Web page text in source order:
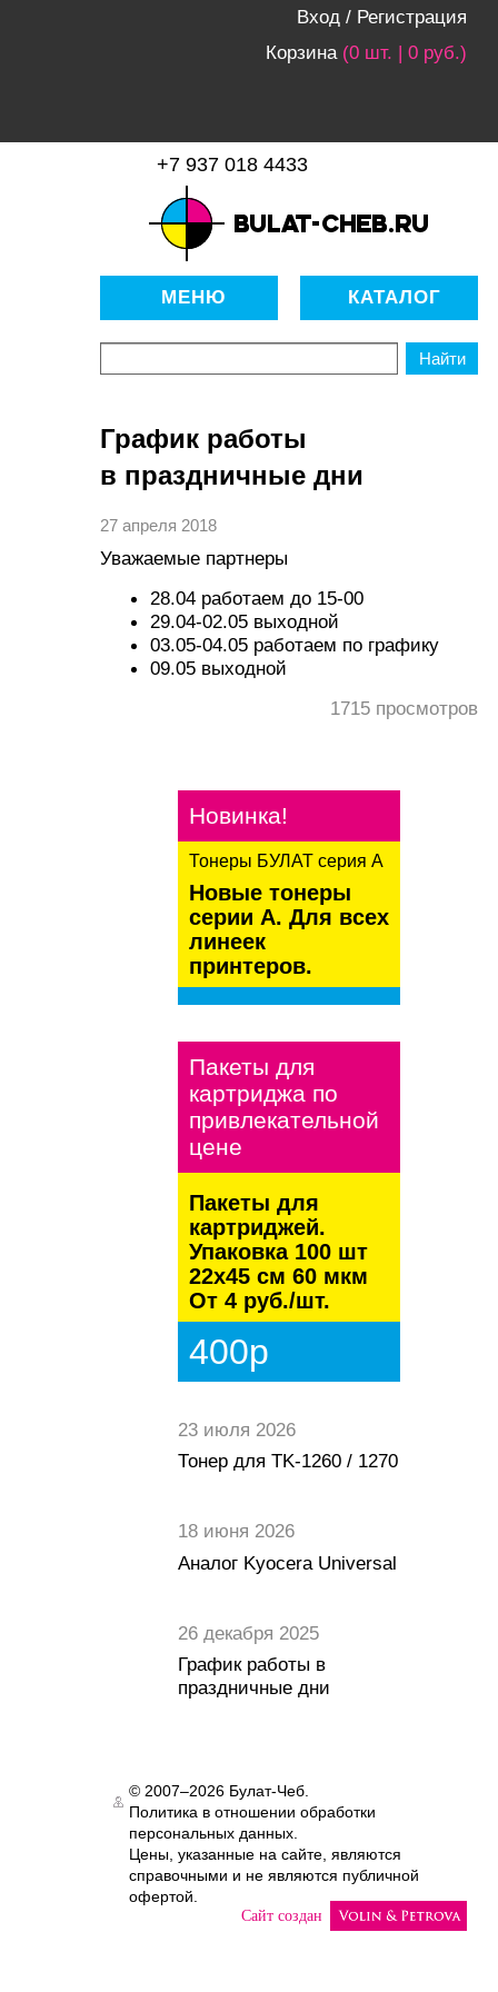
Вход / Регистрация
Корзина (0 шт. | 0 руб.)
материалы для копировально-
множительной техники
+7 937 018 4433
МЕНЮ КАТАЛОГ
График работы
в праздничные дни
27 апреля 2018
Уважаемые партнеры
28.04 работаем до 15-00
29.04-02.05 выходной
03.05-04.05 работаем по графику
09.05 выходной
1715 просмотров
kaspersky
Новинка!
Тонеры БУЛАТ серия А
Новые тонеры
серии А. Для всех
линеек
принтеров.
Пакеты для
картриджа по
привлекательной
цене
Пакеты для
картриджей.
Упаковка 100 шт
22х45 см 60 мкм
От 4 руб./шт.
400р
23 июля 2026
Тонер для TK-1260 / 1270
18 июня 2026
Аналог Kyocera Universal
26 декабря 2025
График работы в
праздничные дни
Сайт создан
© 2007–2026 Булат-Чеб.
Политика в отношении обработки
персональных данных.
Цены, указанные на сайте, являются
справочными и не являются публичной
офертой.
Authorization